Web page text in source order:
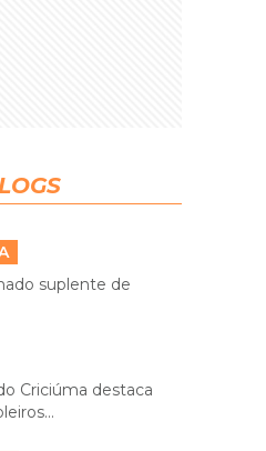
suplente de
Criciúma destaca